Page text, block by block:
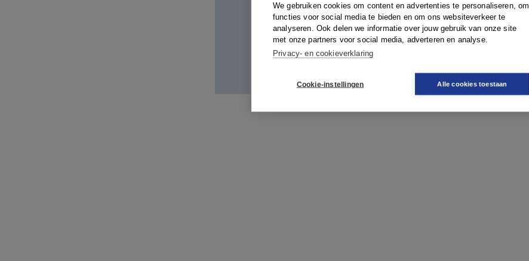
We gebruiken cookies om content en advertenties te personaliseren, om
functies voor social media te bieden en om ons websiteverkeer te
analyseren. Ook delen we informatie over jouw gebruik van onze site
met onze partners voor social media, adverteren en analyse.
Privacy- en cookieverklaring
Cookie-instellingen Alle cookies toestaan
Naar de webshop